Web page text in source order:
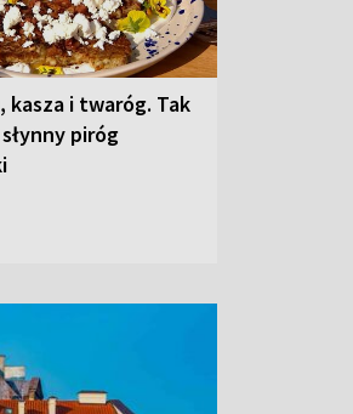
kasza i twaróg. Tak
piróg